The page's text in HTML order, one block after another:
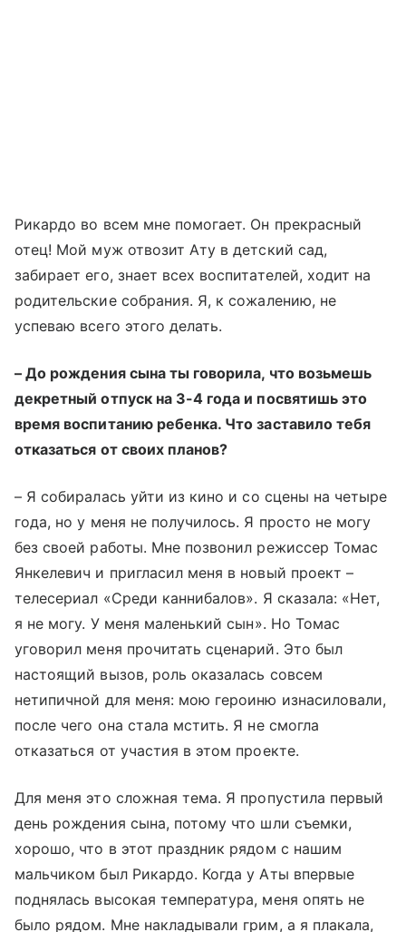
Рикардо во всем мне помогает. Он прекрасный
отец! Мой муж отвозит Ату в детский сад,
забирает его, знает всех воспитателей, ходит на
родительские собрания. Я, к сожалению, не
успеваю всего этого делать.
–До рождения сына ты говорила, что возьмешь
декретный отпуск на 3-4 года и посвятишь это
время воспитанию ребенка. Что заставило тебя
отказаться от своих планов?
– Я собиралась уйти из кино и со сцены на четыре
года, но у меня не получилось. Я просто не могу
без своей работы. Мне позвонил режиссер Томас
Янкелевич и пригласил меня в новый проект–
телесериал «Среди каннибалов». Я сказала: «Нет,
я не могу. У меня маленький сын». Но Томас
уговорил меня прочитать сценарий. Это был
настоящий вызов, роль оказалась совсем
нетипичной для меня: мою героиню изнасиловали,
после чего она стала мстить. Я не смогла
отказаться от участия в этом проекте.
Для меня это сложная тема. Я пропустила первый
день рождения сына, потому что шли съемки,
хорошо, что в этот праздник рядом с нашим
мальчиком был Рикардо. Когда у Аты впервые
поднялась высокая температура, меня опять не
было рядом. Мне накладывали грим, а я плакала,